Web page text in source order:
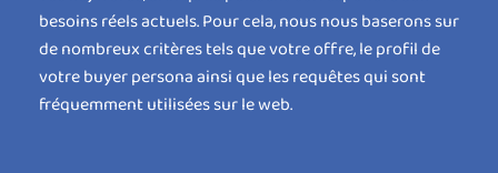
besoins réels actuels. Pour cela, nous nous baserons sur
de nombreux critères tels que votre offre, le profil de
votre buyer persona ainsi que les requêtes qui sont
fréquemment utilisées sur le web.